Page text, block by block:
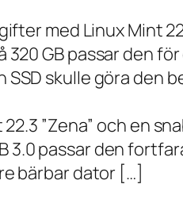
med Linux Mint
GB passar den
skulle göra den
”Zena” och en
3.0 passar den
bärbar dator […]